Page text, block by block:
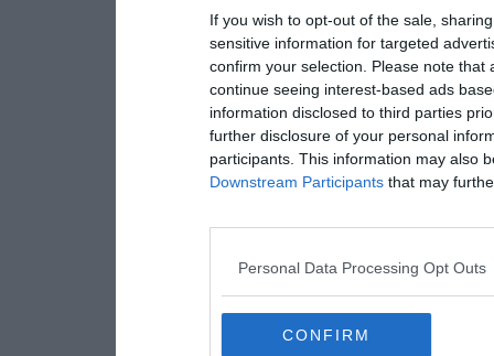
If you wish to opt-out of the sale,
sensitive information for targeted
confirm your selection. Please note
continue seeing interest-based ads
information disclosed to third parties
further disclosure of your personal
participants. This information may also
Downstream Participants that may
Personal Data Processing Opt Outs
CONFIRM